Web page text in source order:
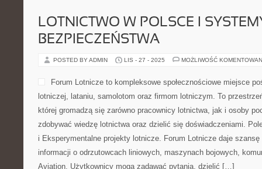
LOTNICTWO W POLSCE I
BEZPIECZEŃSTWA
POSTED BY ADMIN LIS - 27 - 2025 MOŻLIWOŚĆ
Forum Lotnicze to kompleksowe społecznościowe miejsce
lotniczej, lataniu, samolotom oraz firmom lotniczym. To
której gromadzą się zarówno pracownicy lotnictwa, jak i osoby
zdobywać wiedzę lotnictwa oraz dzielić się doświadczeniami.
i Eksperymentalne projekty lotnicze. Forum Lotnicze daje szansę
informacji o odrzutowcach liniowych, maszynach bojowych,
Aviation. Użytkownicy mogą zadawać pytania, dzielić […]